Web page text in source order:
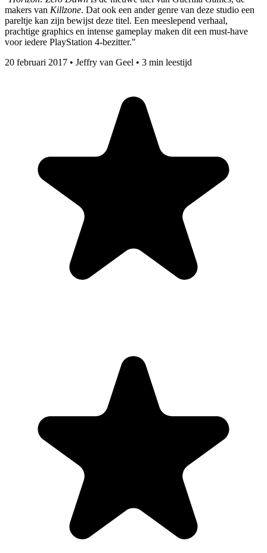
makers van Killzone. Dat ook een ander genre van deze studio een
pareltje kan zijn bewijst deze titel. Een meeslepend verhaal,
prachtige graphics en intense gameplay maken dit een must-have
voor iedere PlayStation 4-bezitter."
20 februari 2017 • Jeffry van Geel • 3 min leestijd